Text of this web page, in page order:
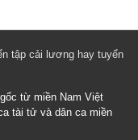
tập cải lương hay tuyển
từ miền Nam Việt
tài tử và dân ca miền